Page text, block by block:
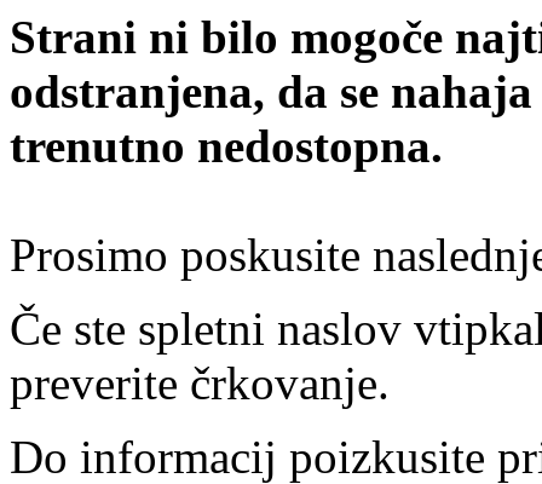
Strani ni bilo mogoče
odstranjena, da se
trenutno nedostopna.
Prosimo poskusite
Če ste spletni naslov
preverite črkovanje.
Do informacij poizkusite